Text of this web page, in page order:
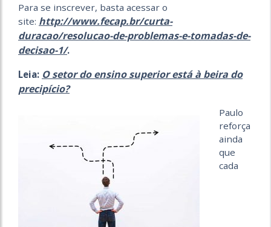
Para se inscrever, basta acessar o
site: http://www.fecap.br/curta-
duracao/resolucao-de-problemas-e-tomadas-de-
decisao-1/.
Leia: O setor do ensino superior está à beira do
precipício?
Paulo
reforça
ainda
que
cada